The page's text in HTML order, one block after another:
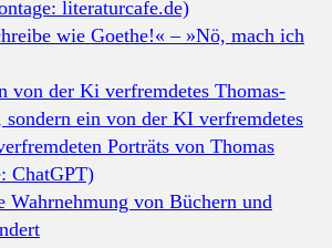
wie Goethe!« – »Nö, mach ich
Wahrnehmung von Büchern und